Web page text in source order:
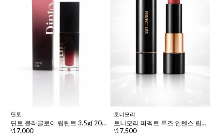
딘토
딘토 블러글로이 립틴트 3.5g( 205 - 유스티티아 )
\17,000
토니모리
토니모리 퍼펙트 루즈 인텐스 립스틱 3.5g, 1개, 04센슈얼로즈
\17,500